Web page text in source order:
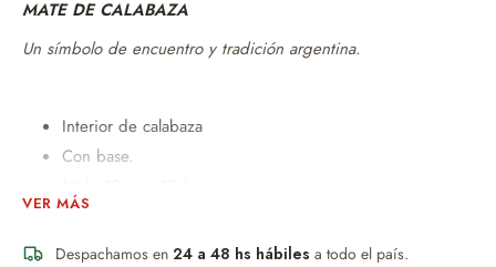
MATE DE CALABAZA
Un símbolo de encuentro y tradición argentina.
Interior de calabaza
Con base.
Moderno, resistente y fácil de limpiar.
Perfecto para uso diario.
VER MÁS
Despachamos en 24 a 48 hs hábiles a todo el país.